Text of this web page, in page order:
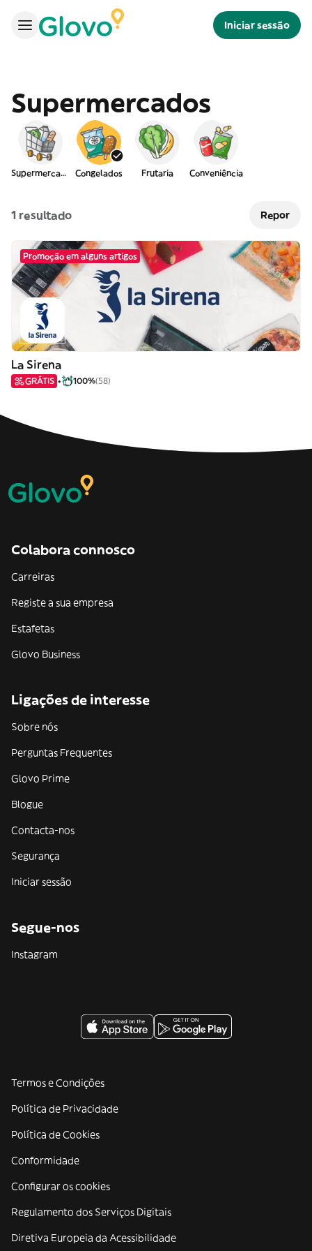
Iniciar sessão
Supermercados
Supermercado Congelados Frutaria Conveniência
1 resultado Repor
Promoção em alguns artigos
La Sirena
GRÁTIS 100%(58)
Colabora connosco
Carreiras
Registe a sua empresa
Estafetas
Glovo Business
Ligações de interesse
Sobre nós
Perguntas Frequentes
Glovo Prime
Blogue
Contacta-nos
Segurança
Iniciar sessão
Segue-nos
Instagram
Termos e Condições
Política de Privacidade
Política de Cookies
Conformidade
Configurar os cookies
Regulamento dos Serviços Digitais
Diretiva Europeia da Acessibilidade